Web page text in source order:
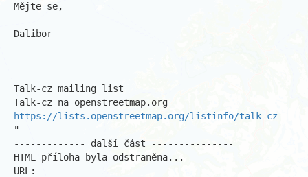
Mějte se,
Dalibor
Talk-cz mailing list
https://lists.openstreetmap.org/listinfo/talk-cz
"
------------- další část ---------------
HTML příloha byla odstraněna...
URL: